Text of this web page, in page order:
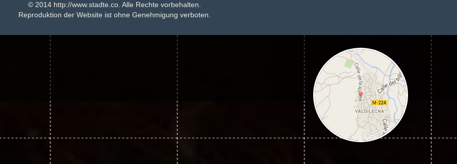
© 2014 http://www.stadte.co. Alle Rechte vorbehalten.
Reproduktion der Website ist ohne Genehmigung verboten.